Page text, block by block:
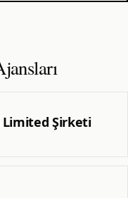
Limited Şirketi